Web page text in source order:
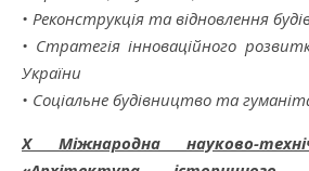
• Реконструкція та відновлення
• Стратегія інноваційного
України
• Соціальне будівництво та
X Міжнародна науково-